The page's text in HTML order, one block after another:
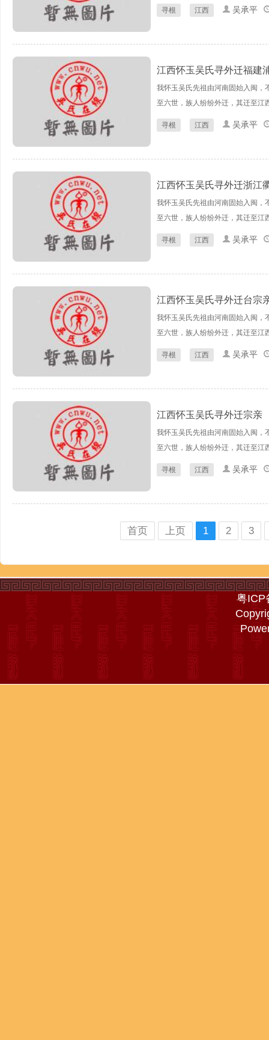
寻根 江西 吴承平
江西怀玉吴氏寻外迁福建
我怀玉吴氏先祖由河南固始入闽，
至六世，族人纷纷外迁，其迁至江
寻根 江西 吴承平
江西怀玉吴氏寻外迁浙江
我怀玉吴氏先祖由河南固始入闽，
至六世，族人纷纷外迁，其迁至江
寻根 江西 吴承平
江西怀玉吴氏寻外迁台宗
我怀玉吴氏先祖由河南固始入闽，
至六世，族人纷纷外迁，其迁至江
寻根 江西 吴承平
江西怀玉吴氏寻外迁宗亲
我怀玉吴氏先祖由河南固始入闽，
至六世，族人纷纷外迁，其迁至江
寻根 江西 吴承平
首页 上页 1 2 3
粤ICP